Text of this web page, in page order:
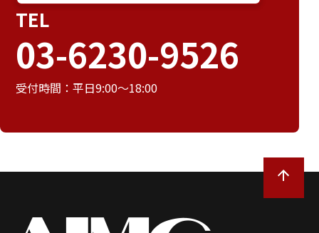
TEL
03-6230-9526
受付時間：平日9:00～18:00